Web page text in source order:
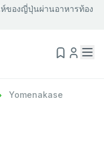
ของญี่ปุ่นผ่านอาหารท้อง
Yomenakase